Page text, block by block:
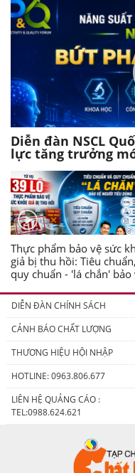
Diễn đàn NSCL
lực tăng trưởng
Thực phẩm bảo vệ sức
giả bị thu hồi: Tiêu chuẩn,
quy chuẩn - 'lá chắn' bảo
DIỄN ĐÀN CHÍNH SÁCH
CẢNH BÁO CHẤT LƯỢNG
THƯƠNG HIỆU HỘI NHẬP
HOTLINE: 0963.806.677
LIÊN HỆ QUẢNG CÁO :
TEL:0988.624.621